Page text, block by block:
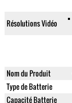
Résolutions Vidéo
Nom du Produit
Type de Batterie
Capacité Batterie